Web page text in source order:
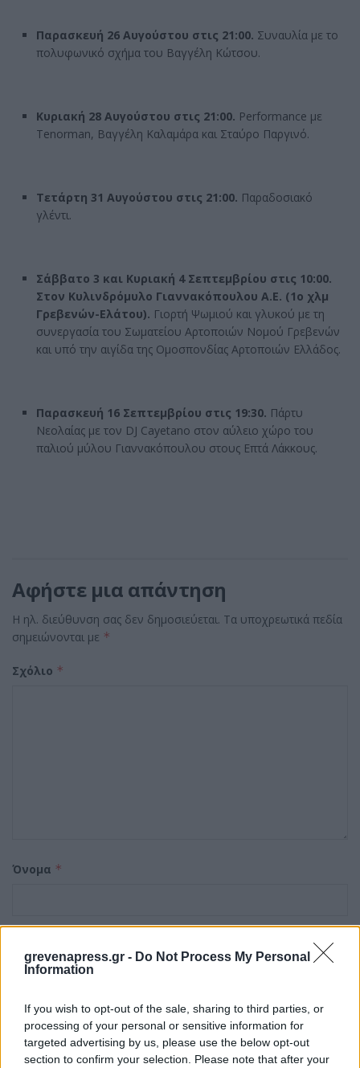
grevenapress.gr - Do Not Process My Personal
Information
If you wish to opt-out of the sale, sharing to third parties, or
processing of your personal or sensitive information for
targeted advertising by us, please use the below opt-out
section to confirm your selection. Please note that after your
Παρασκευή 26 Αυγούστου στις 21:00. Συναυλία με το
πολυφωνικό σχήμα του Βαγγέλη Κώτσου.
Κυριακή 28 Αυγούστου στις 21:00. Performance με
Tenorman, Βαγγέλη Καλαμάρα και Σταύρο Παργινό.
Τετάρτη 31 Αυγούστου στις 21:00. Παραδοσιακό
γλέντι.
Σάββατο 3 και Κυριακή 4 Σεπτεμβρίου στις 10:00.
Στον Κυλινδρόμυλο Γιαννακόπουλου Α.Ε. (1ο χλμ
Γρεβενών-Ελάτου). Γιορτή Ψωμιού και γλυκού με τη
συνεργασία του Σωματείου Αρτοποιών Νομού Γρεβενών
και υπό την αιγίδα της Ομοσπονδίας Αρτοποιών Ελλάδος.
Παρασκευή 16 Σεπτεμβρίου στις 19:30. Πάρτυ
Νεολαίας με τον DJ Cayetano στον αύλειο χώρο του
παλιού μύλου Γιαννακόπουλου στους Επτά Λάκκους.
Αφήστε μια απάντηση
Η ηλ. διεύθυνση σας δεν δημοσιεύεται. Τα υποχρεωτικά πεδία
σημειώνονται με *
Σχόλιο *
Όνομα *
Ιστότοπος